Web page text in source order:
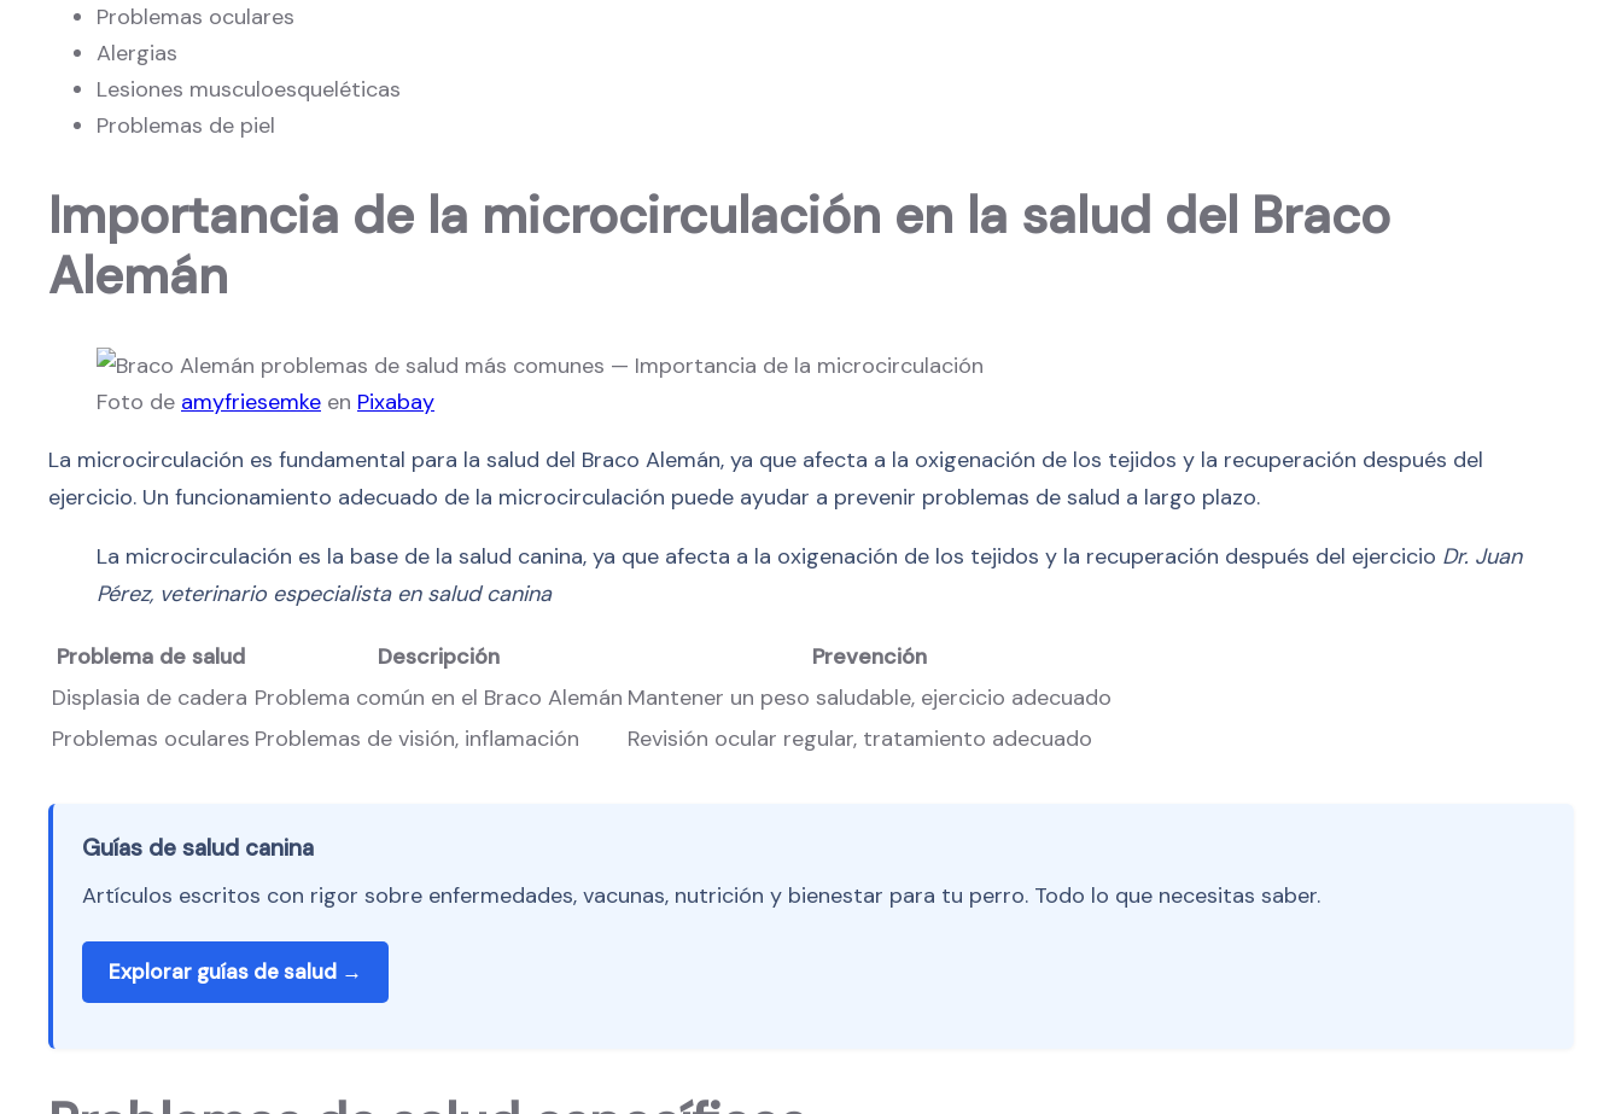
Problemas oculares
Alergias
Lesiones musculoesqueléticas
Problemas de piel
Importancia de la microcirculación en la salud del Braco
Alemán
Foto de amyfriesemke en Pixabay
La microcirculación es fundamental para la salud del Braco Alemán, ya que afecta a la oxigenación de los tejidos y la recuperación después del
ejercicio. Un funcionamiento adecuado de la microcirculación puede ayudar a prevenir problemas de salud a largo plazo.
La microcirculación es la base de la salud canina, ya que afecta a la oxigenación de los tejidos y la recuperación después del ejercicio Dr. Juan
Pérez, veterinario especialista en salud canina
Problema de salud Descripción
Prevención
Displasia de cadera Problema común en el Braco Alemán Mantener un peso saludable, ejercicio adecuado
Problemas oculares Problemas de visión, inflamación Revisión ocular regular, tratamiento adecuado
Guías de salud canina
Artículos escritos con rigor sobre enfermedades, vacunas, nutrición y bienestar para tu perro. Todo lo que necesitas saber.
Explorar guías de salud →